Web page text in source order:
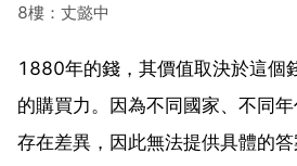
8樓：丈懿中
1880年的錢，其價值取決於這個
的購買力。因為不同國家、不同
存在差異，因此無法提供具體的